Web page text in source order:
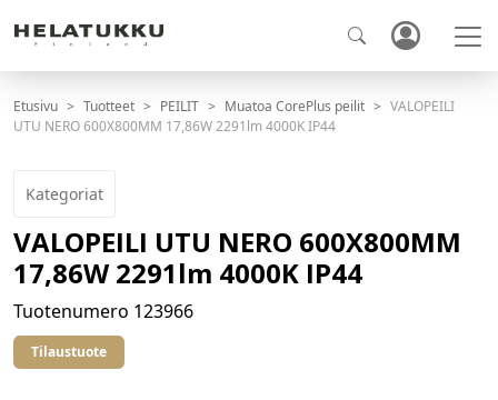
Etusivu Tuotteet PEILIT Muatoa CorePlus peilit
VALOPEILI
UTU NERO 600X800MM 17,86W 2291lm 4000K IP44
Kategoriat
VALOPEILI UTU NERO 600X800MM
17,86W 2291lm 4000K IP44
Tuotenumero 123966
Tilaustuote